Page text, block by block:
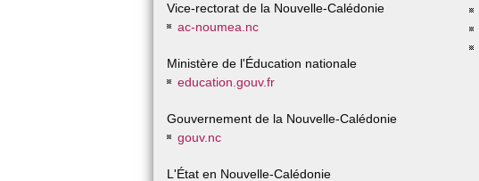
Vice-rectorat de la Nouvelle-Calédonie
ac-noumea.nc
Ministère de l'Éducation nationale
education.gouv.fr
Gouvernement de la Nouvelle-Calédonie
gouv.nc
L'État en Nouvelle-Calédonie